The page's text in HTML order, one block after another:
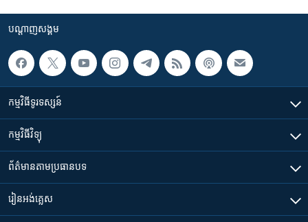
បណ្តាញ​សង្គម
កម្មវិធី​ទូរទស្សន៍
កម្មវិធី​វិទ្យុ
ព័ត៌មាន​តាមប្រធានបទ​
រៀន​​អង់គ្លេស